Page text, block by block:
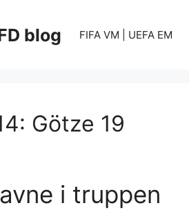
blog FIFA VM | UEFA EM
Götze 19
i truppen